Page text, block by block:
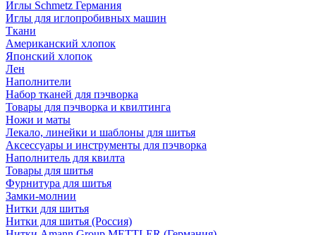
Иглы Schmetz Германия
Иглы для иглопробивных машин
Ткани
Американский хлопок
Японский хлопок
Лен
Наполнители
Набор тканей для пэчворка
Товары для пэчворка и квилтинга
Ножи и маты
Лекало, линейки и шаблоны для шитья
Аксессуары и инструменты для пэчворка
Наполнитель для квилта
Товары для шитья
Фурнитура для шитья
Замки-молнии
Нитки для шитья
Нитки для шитья (Россия)